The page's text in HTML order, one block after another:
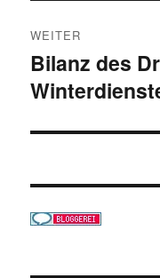
WEITER
Nächster
Beitrag:
Bilanz des